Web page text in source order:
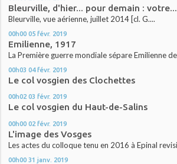
Bleurville, d'hier... pour demain : votre...
Bleurville, vue aérienne, juillet 2014 [cl. G....
00h00 05 févr. 2019
Emilienne, 1917
La Première guerre mondiale sépare Emilienne
00h03 04 févr. 2019
Le col vosgien des Clochettes
00h02 03 févr. 2019
Le col vosgien du Haut-de-Salins
00h00 02 févr. 2019
L'image des Vosges
Les actes du colloque tenu en 2016 à Epinal
00h00 31 janv. 2019